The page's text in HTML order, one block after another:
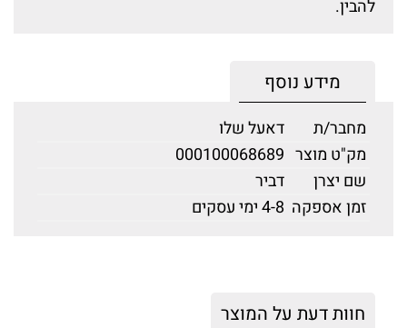
להבין.
מידע נוסף
מחבר/ת
דאעל שלו
מק"ט מוצר 000100068689
שם יצרן
דביר
זמן אספקה 4-8 ימי עסקים
חוות דעת על המוצר